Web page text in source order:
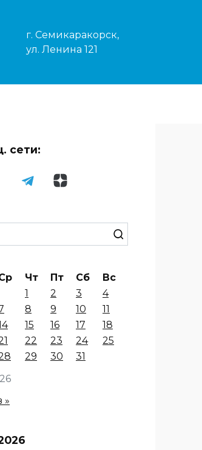
г. Семикаракорск,
ул. Ленина 121
сети:
Чт Пт Сб
Вс
1
2 3
4
8 9 10
11
15 16 17
18
22 23 24
25
29 30 31
»